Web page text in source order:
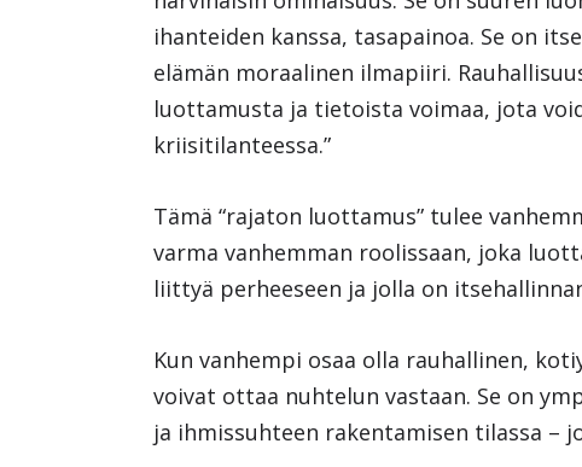
ihanteiden kanssa, tasapainoa. Se on
elämän moraalinen ilmapiiri.
luottamusta ja tietoista voimaa, jota
kriisitilanteessa.”
Tämä “rajaton luottamus” tulee
varma vanhemman roolissaan, joka
liittyä perheeseen ja jolla on
Kun vanhempi osaa olla rauhallinen,
voivat ottaa nuhtelun vastaan. Se on
ja ihmissuhteen rakentamisen tilassa –